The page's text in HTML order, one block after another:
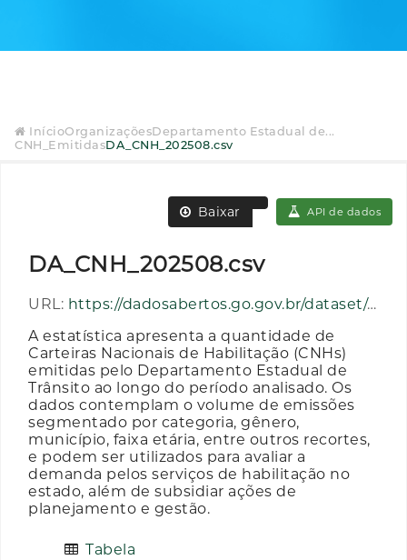
InícioOrganizaçõesDepartamento Estadual de...
CNH_EmitidasDA_CNH_202508.csv
Baixar API de dados
DA_CNH_202508.csv
URL: https://dadosabertos.go.gov.br/dataset/cc3ca4f9-05c3-4651-895a-9514889645ed/resource/19a60b45-68c9-492b-92e5-88b9a5157394/download/da_cnh_202508.csv
A estatística apresenta a quantidade de
Carteiras Nacionais de Habilitação (CNHs)
emitidas pelo Departamento Estadual de
Trânsito ao longo do período analisado. Os
dados contemplam o volume de emissões
segmentado por categoria, gênero,
município, faixa etária, entre outros recortes,
e podem ser utilizados para avaliar a
demanda pelos serviços de habilitação no
estado, além de subsidiar ações de
planejamento e gestão.
Tabela